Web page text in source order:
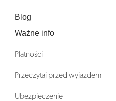
Blog
Ważne info
Płatności
Przeczytaj przed wyjazdem
Ubezpieczenie